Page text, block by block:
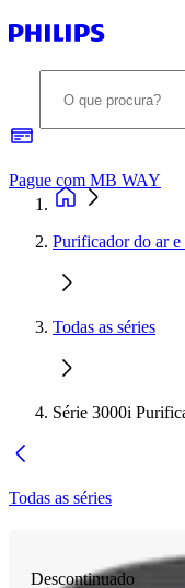
Pague com MB WAY
Purificador do ar
Todas as séries
Série 3000i
Todas as séries
Descontinuado